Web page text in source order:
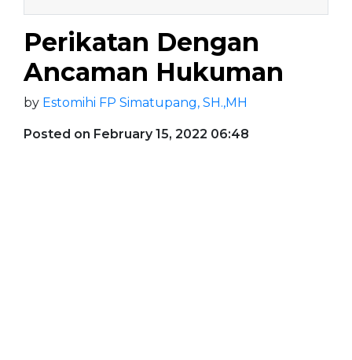
Perikatan Dengan
Ancaman Hukuman
by Estomihi FP Simatupang, SH.,MH
Posted on February 15, 2022 06:48